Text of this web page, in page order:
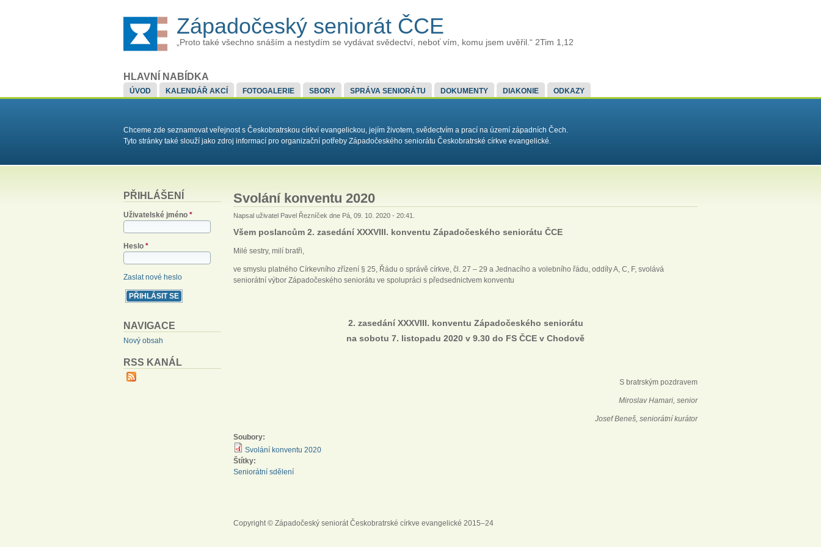
Západočeský seniorát ČCE
„Proto také všechno snáším a nestydím se vydávat svědectví, neboť vím, komu jsem uvěřil.“ 2Tim 1,12
HLAVNÍ NABÍDKA
ÚVOD KALENDÁŘ AKCÍ FOTOGALERIE SBORY SPRÁVA SENIORÁTU DOKUMENTY DIAKONIE ODKAZY
Chceme zde seznamovat veřejnost s Českobratrskou církví evangelickou, jejím životem, svědectvím a prací na území západních Čech.
Tyto stránky také slouží jako zdroj informací pro organizační potřeby Západočeského seniorátu Českobratrské církve evangelické.
PŘIHLÁŠENÍ
Uživatelské jméno *
Heslo *
Zaslat nové heslo
NAVIGACE
Nový obsah
RSS KANÁL
Svolání konventu 2020
Napsal uživatel Pavel Řezníček dne Pá, 09. 10. 2020 - 20:41.
Všem poslancům 2. zasedání XXXVIII. konventu Západočeského seniorátu ČCE
Milé sestry, milí bratři,
ve smyslu platného Církevního zřízení § 25, Řádu o správě církve, čl. 27 – 29 a Jednacího a volebního řádu, oddíly A, C, F, svolává
seniorátní výbor Západočeského seniorátu ve spolupráci s předsednictvem konventu
2. zasedání XXXVIII. konventu Západočeského seniorátu
na sobotu 7. listopadu 2020 v 9.30 do FS ČCE v Chodově
S bratrským pozdravem
Miroslav Hamari, senior
Josef Beneš, seniorátní kurátor
Soubory:
Svolání konventu 2020
Štítky:
Seniorátní sdělení
Copyright © Západočeský seniorát Českobratrské církve evangelické 2015–24